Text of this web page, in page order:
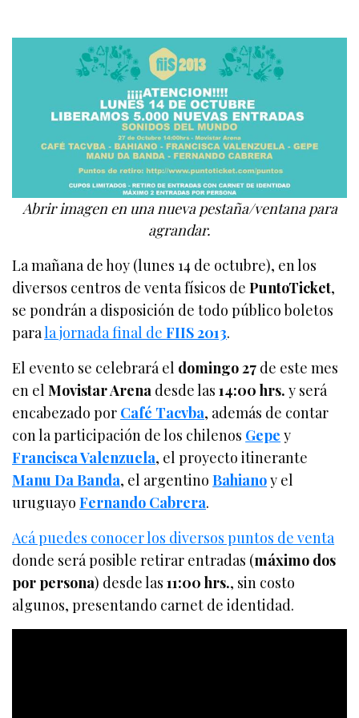
Abrir imagen en una nueva pestaña/ventana para
agrandar.
La mañana de hoy (lunes 14 de octubre), en los
diversos centros de venta físicos dePuntoTicket,
se pondrán a disposición de todo público boletos
parala jornada final deFIIS 2013.
El evento se celebrará el domingo 27 de este mes
en elMovistar Arena desde las14:00 hrs. y será
encabezado por Café Tacvba, además de contar
con la participación de los chilenos Gepe y
Francisca Valenzuela, el proyecto itinerante
Manu Da Banda, el argentinoBahianoy el
uruguayoFernando Cabrera.
Acá puedes conocer los diversos puntos de venta
donde será posible retirar entradas (máximo dos
por persona) desde las11:00 hrs., sin costo
algunos, presentando carnet de identidad.